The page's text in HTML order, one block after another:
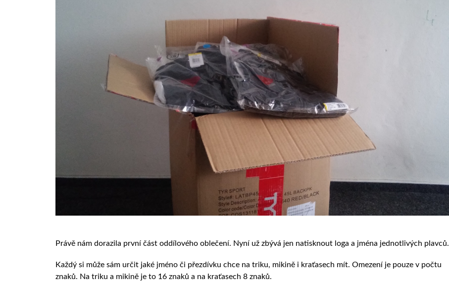
Právě nám dorazila první část oddílového oblečení. Nyní už zbývá jen natisknout loga a jména jednotlivých plavců.
Každý si může sám určit jaké jméno či přezdívku chce na triku, mikině i kraťasech mít. Omezení je pouze v počtu
znaků. Na triku a mikině je to 16 znaků a na kraťasech 8 znaků.